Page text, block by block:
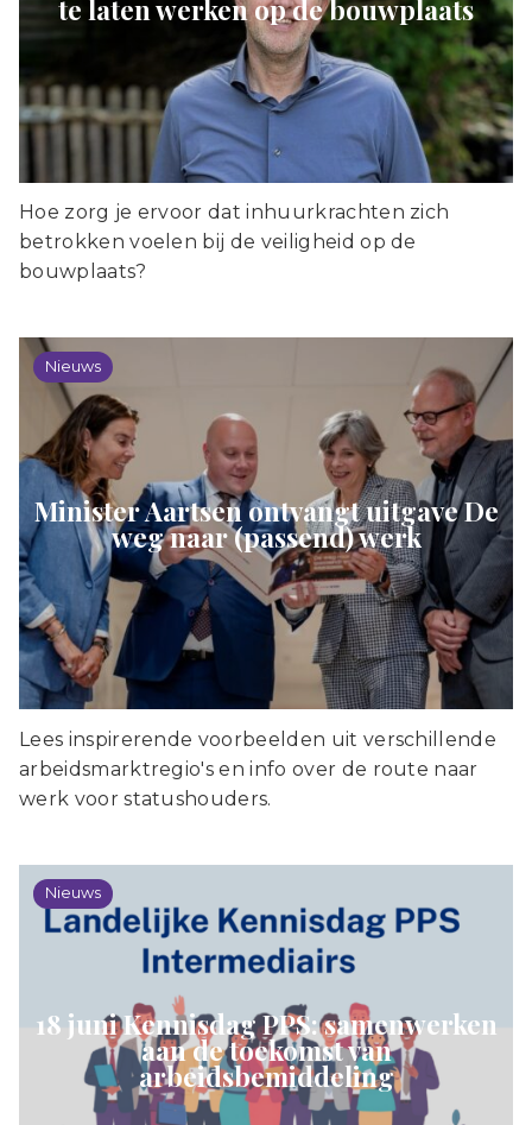
te laten werken op de bouwplaats
Hoe zorg je ervoor dat inhuurkrachten zich
betrokken voelen bij de veiligheid op de
bouwplaats?
Nieuws
Minister Aartsen ontvangt uitgave De
weg naar (passend) werk
Lees inspirerende voorbeelden uit verschillende
arbeidsmarktregio's en info over de route naar
werk voor statushouders.
Nieuws
18 juni Kennisdag PPS: samenwerken
aan de toekomst van
arbeidsbemiddeling